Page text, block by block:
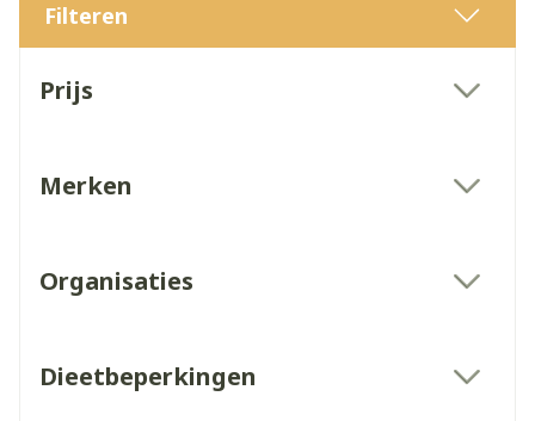
Filteren
Prijs
Merken
Organisaties
Dieetbeperkingen